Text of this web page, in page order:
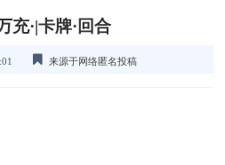
充·|卡牌·回合
来源于网络匿名投稿